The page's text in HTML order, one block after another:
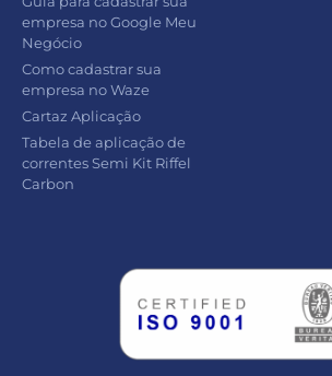
empresa no Google Meu
Negócio
Como cadastrar sua
empresa no Waze
Cartaz Aplicação
Tabela de aplicação de
correntes Semi Kit Riffel
Carbon